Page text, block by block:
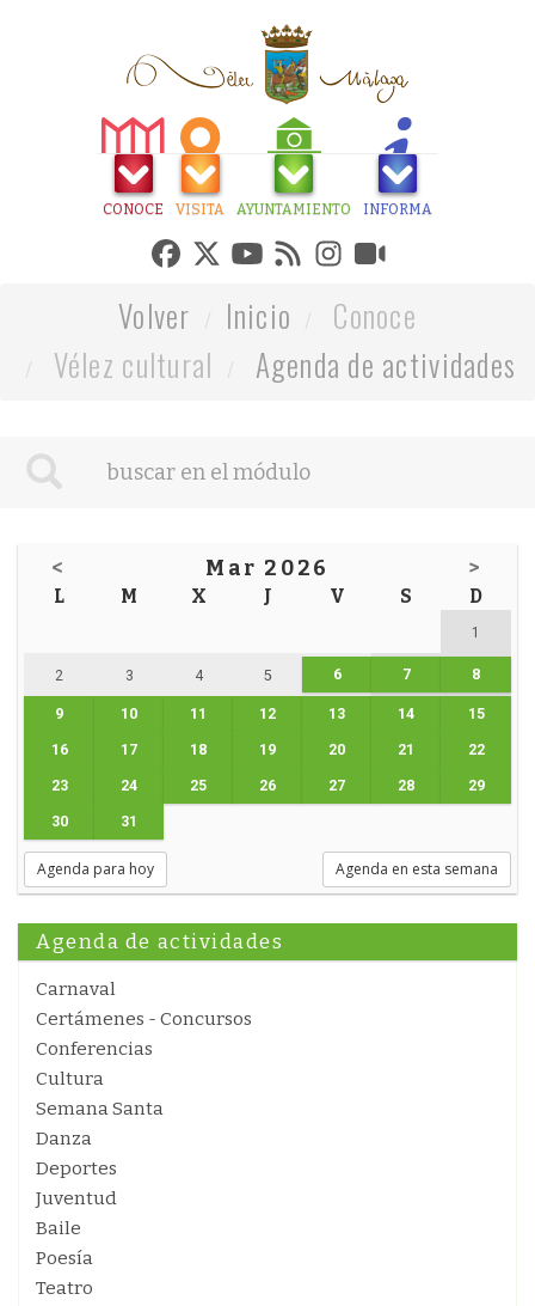
CONOCE VISITA AYUNTAMIENTO INFORMA
Volver Inicio
Conoce
Vélez cultural
Agenda de actividades
< Mar 2026 >
L M X J V S D
1
2 3 4 5 6 7 8
9 10 11 12 13 14 15
16 17 18 19 20 21 22
23 24 25 26 27 28 29
30 31
Agenda para hoy Agenda en esta semana
Agenda de actividades
Carnaval
Certámenes - Concursos
Conferencias
Cultura
Semana Santa
Danza
Deportes
Juventud
Baile
Poesía
Teatro